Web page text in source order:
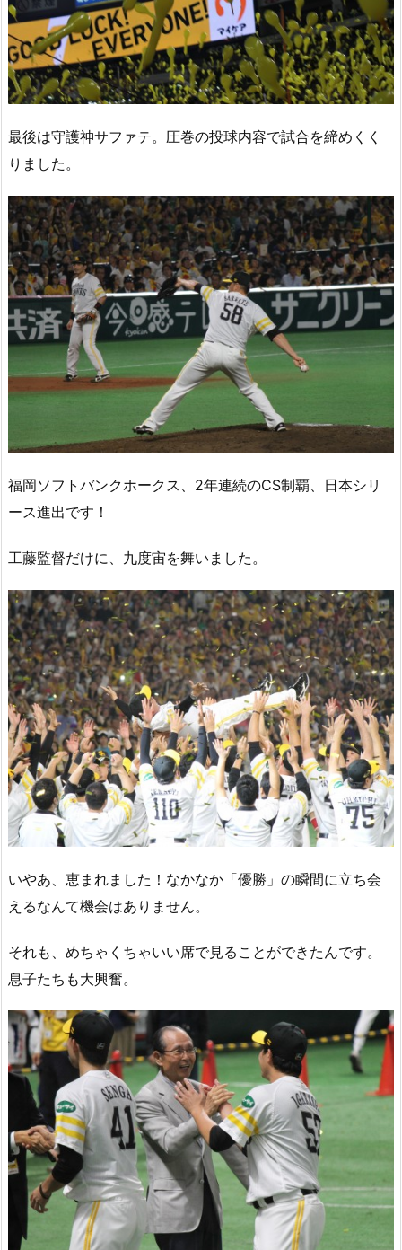
最後は守護神サファテ。圧巻の投球内容で試合を締めくく
りました。
福岡ソフトバンクホークス、2年連続のCS制覇、日本シリ
ース進出です！
工藤監督だけに、九度宙を舞いました。
いやあ、恵まれました！なかなか「優勝」の瞬間に立ち会
えるなんて機会はありません。
それも、めちゃくちゃいい席で見ることができたんです。
息子たちも大興奮。